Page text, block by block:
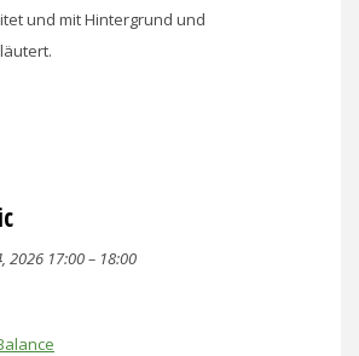
und mit Hintergrund und
2026 17:00– 18:00